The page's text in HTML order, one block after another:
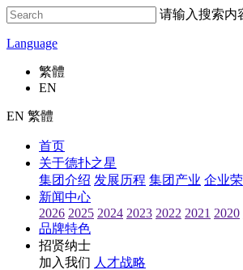
请输入搜索内
Language
繁體
EN
EN 繁體
首页
关于德扑之星
集团介绍 发展历程 集团产业 企业
新闻中心
2026 2025 2024 2023 2022 2021 2020
品牌特色
招贤纳士
加入我们 人才战略